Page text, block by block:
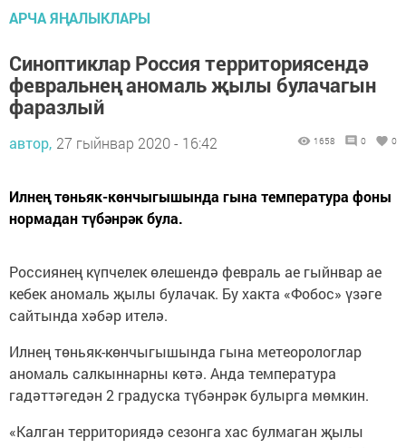
АРЧА ЯҢАЛЫКЛАРЫ
Синоптиклар Россия территориясендә
февральнең аномаль җылы булачагын
фаразлый
автор, 27 гыйнвар 2020 - 16:42 1658 0 0
Илнең төньяк-көнчыгышында гына температура фоны
нормадан түбәнрәк була.
Россиянең күпчелек өлешендә февраль ае гыйнвар ае
кебек аномаль җылы булачак. Бу хакта «Фобос» үзәге
сайтында хәбәр ителә.
Илнең төньяк-көнчыгышында гына метеорологлар
аномаль салкыннарны көтә. Анда температура
гадәттәгедән 2 градуска түбәнрәк булырга мөмкин.
«Калган территориядә сезонга хас булмаган җылы